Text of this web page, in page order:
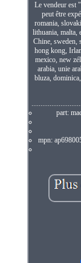
Le vendeur est
peut être
romania,
lithuania, malta,
Chine, sweden,
hong kong,
mexico, new
arabia, unie
bluza,
part:
mpn: